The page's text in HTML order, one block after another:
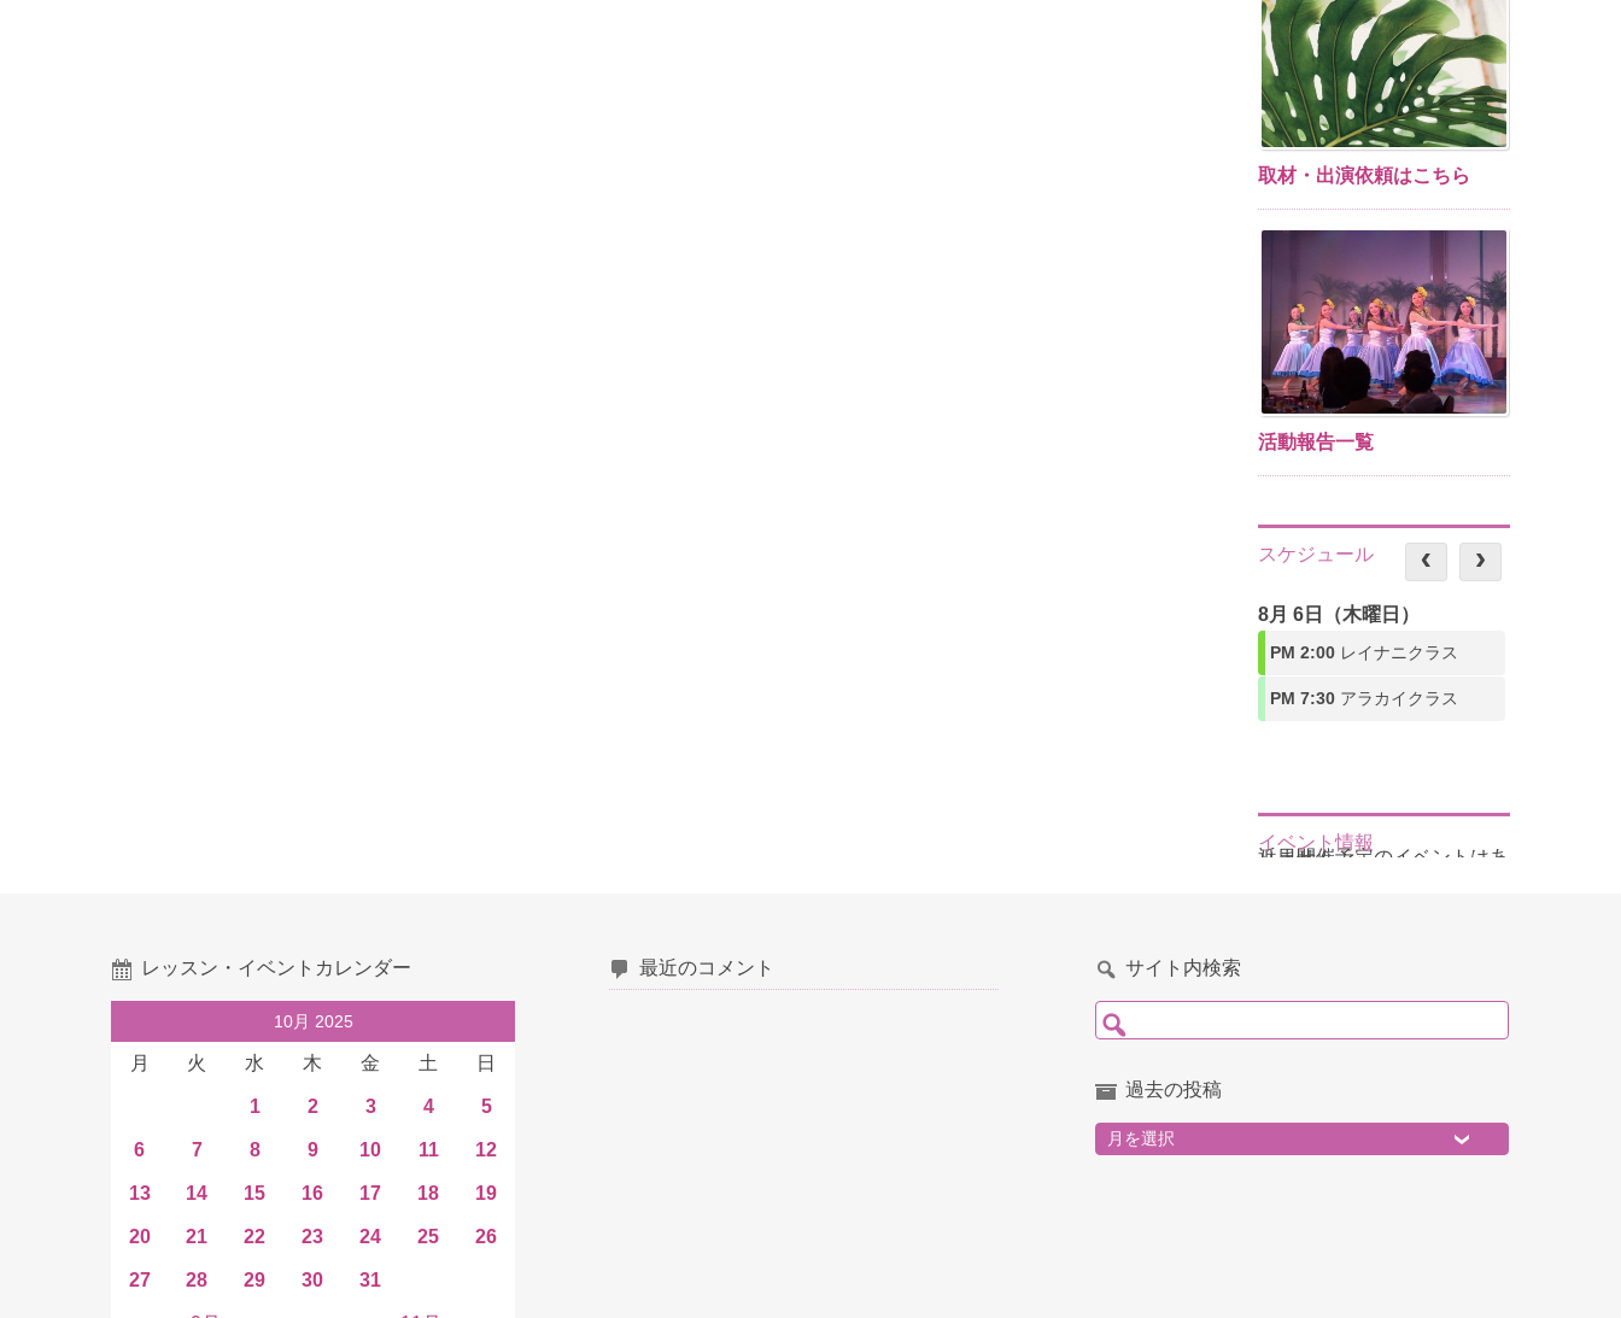
取材・出演依頼はこちら
活動報告一覧
スケジュール
8月 6日（木曜日）
PM 2:00 レイナニクラス
PM 7:30 アラカイクラス
イベント情報
近日開催予定のイベントはありません
レッスン・イベントカレンダー
10月 2025
月 火 水 木 金 土 日
1 2 3 4 5
6 7 8 9 10 11 12
13 14 15 16 17 18 19
20 21 22 23 24 25 26
27 28 29 30 31
最近のコメント サイト内検索
検索:
過去の投稿
過去の投稿